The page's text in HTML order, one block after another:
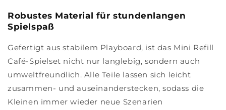
Robustes Material für stundenlangen
Spielspaß
Gefertigt aus stabilem Playboard, ist das Mini Refill
Café-Spielset nicht nur langlebig, sondern auch
umweltfreundlich. Alle Teile lassen sich leicht
zusammen- und auseinanderstecken, sodass die
Kleinen immer wieder neue Szenarien